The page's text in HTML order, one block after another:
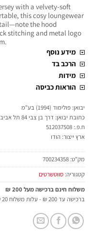
with a velvety-soft
this cosy loungewear
the hood
stitching and metal logo
מידע נוסף
הרכב בד
מידות
הוראות כביסה
יבואן: פולימוד (1994) בע"מ
כתובת יבואן: דרך בן צבי 84 תל אביב
ח.פ.: 512037508
ארץ ייצור: הודו
מק"ט: 700234358
קטגוריה: סווטשרטים
משלוח חינם ברכישה מעל 200 ₪
ברכישה עד 200 ₪ - עלות משלוח 20 ₪.